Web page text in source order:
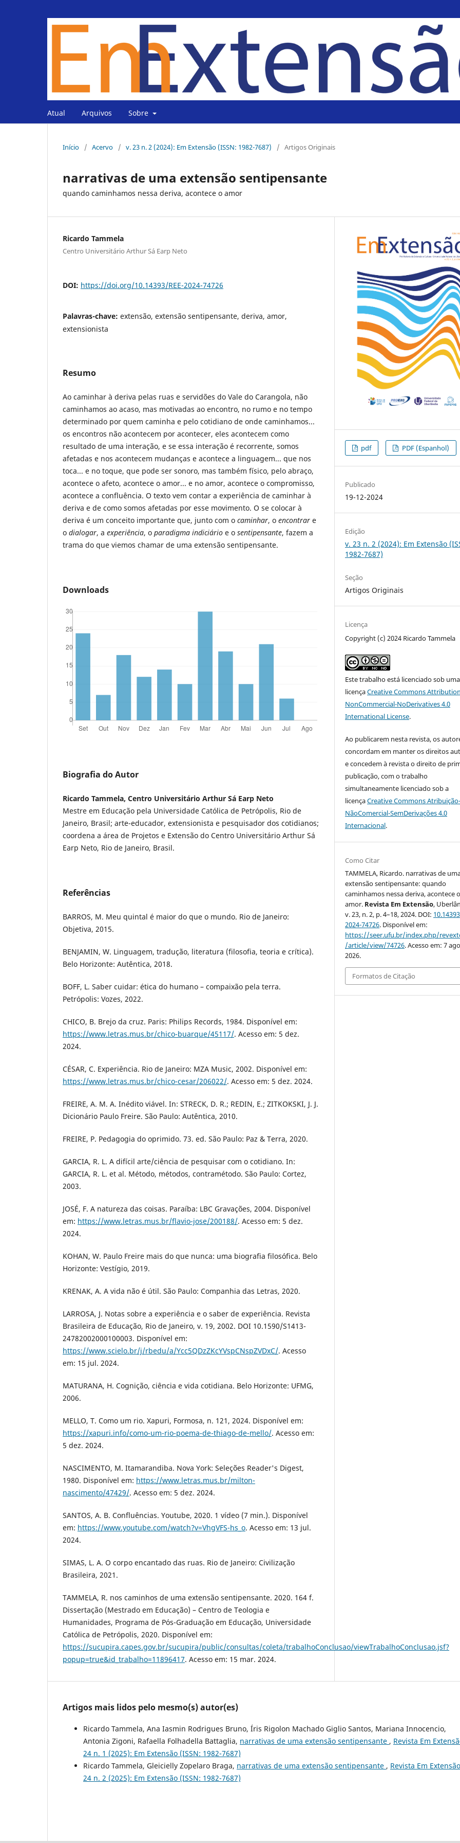
Atual Arquivos Sobre
Início / Acervo / v. 23 n. 2 (2024): Em Extensão (ISSN: 1982-7687) / Artigos Originais
narrativas de uma extensão sentipensante
quando caminhamos nessa deriva, acontece o amor
Ricardo Tammela
Centro Universitário Arthur Sá Earp Neto
DOI: https://doi.org/10.14393/REE-2024-74726
Palavras-chave: extensão, extensão sentipensante, deriva, amor,
extensionista
Resumo
Ao caminhar à deriva pelas ruas e servidões do Vale do Carangola, não
caminhamos ao acaso, mas motivadas ao encontro, no rumo e no tempo
determinado por quem caminha e pelo cotidiano de onde caminhamos...
os encontros não acontecem por acontecer, eles acontecem como
resultado de uma interação, e se essa interação é recorrente, somos
afetadas e nos acontecem mudanças e acontece a linguagem... que nos
toca... e no toque, que pode ser sonoro, mas também físico, pelo abraço,
acontece o afeto, acontece o amor... e no amor, acontece o compromisso,
acontece a confluência. O texto vem contar a experiência de caminhar à
deriva e de como somos afetadas por esse movimento. O se colocar à
deriva é um conceito importante que, junto com o caminhar, o encontrar e
o dialogar, a experiência, o paradigma indiciário e o sentipensante, fazem a
trama do que viemos chamar de uma extensão sentipensante.
Downloads
Biografia do Autor
Ricardo Tammela, Centro Universitário Arthur Sá Earp Neto
Mestre em Educação pela Universidade Católica de Petrópolis, Rio de
Janeiro, Brasil; arte-educador, extensionista e pesquisador dos cotidianos;
coordena a área de Projetos e Extensão do Centro Universitário Arthur Sá
Earp Neto, Rio de Janeiro, Brasil.
Referências
BARROS, M. Meu quintal é maior do que o mundo. Rio de Janeiro:
Objetiva, 2015.
BENJAMIN, W. Linguagem, tradução, literatura (filosofia, teoria e crítica).
Belo Horizonte: Autêntica, 2018.
BOFF, L. Saber cuidar: ética do humano – compaixão pela terra.
Petrópolis: Vozes, 2022.
CHICO, B. Brejo da cruz. Paris: Philips Records, 1984. Disponível em:
https://www.letras.mus.br/chico-buarque/45117/. Acesso em: 5 dez.
2024.
CÉSAR, C. Experiência. Rio de Janeiro: MZA Music, 2002. Disponível em:
https://www.letras.mus.br/chico-cesar/206022/. Acesso em: 5 dez. 2024.
FREIRE, A. M. A. Inédito viável. In: STRECK, D. R.; REDIN, E.; ZITKOKSKI, J. J.
Dicionário Paulo Freire. São Paulo: Autêntica, 2010.
FREIRE, P. Pedagogia do oprimido. 73. ed. São Paulo: Paz & Terra, 2020.
GARCIA, R. L. A difícil arte/ciência de pesquisar com o cotidiano. In:
GARCIA, R. L. et al. Método, métodos, contramétodo. São Paulo: Cortez,
2003.
JOSÉ, F. A natureza das coisas. Paraíba: LBC Gravações, 2004. Disponível
em: https://www.letras.mus.br/flavio-jose/200188/. Acesso em: 5 dez.
2024.
KOHAN, W. Paulo Freire mais do que nunca: uma biografia filosófica. Belo
Horizonte: Vestígio, 2019.
KRENAK, A. A vida não é útil. São Paulo: Companhia das Letras, 2020.
LARROSA, J. Notas sobre a experiência e o saber de experiência. Revista
Brasileira de Educação, Rio de Janeiro, v. 19, 2002. DOI 10.1590/S1413-
24782002000100003. Disponível em:
https://www.scielo.br/j/rbedu/a/Ycc5QDzZKcYVspCNspZVDxC/. Acesso
em: 15 jul. 2024.
MATURANA, H. Cognição, ciência e vida cotidiana. Belo Horizonte: UFMG,
2006.
MELLO, T. Como um rio. Xapuri, Formosa, n. 121, 2024. Disponível em:
https://xapuri.info/como-um-rio-poema-de-thiago-de-mello/. Acesso em:
5 dez. 2024.
NASCIMENTO, M. Itamarandiba. Nova York: Seleções Reader's Digest,
1980. Disponível em: https://www.letras.mus.br/milton-
nascimento/47429/. Acesso em: 5 dez. 2024.
SANTOS, A. B. Confluências. Youtube, 2020. 1 vídeo (7 min.). Disponível
em: https://www.youtube.com/watch?v=VhgVFS-hs_o. Acesso em: 13 jul.
2024.
SIMAS, L. A. O corpo encantado das ruas. Rio de Janeiro: Civilização
Brasileira, 2021.
TAMMELA, R. nos caminhos de uma extensão sentipensante. 2020. 164 f.
Dissertação (Mestrado em Educação) – Centro de Teologia e
Humanidades, Programa de Pós-Graduação em Educação, Universidade
Católica de Petrópolis, 2020. Disponível em:
https://sucupira.capes.gov.br/sucupira/public/consultas/coleta/trabalhoConclusao/viewTrabalhoConclusao.jsf?
popup=true&id_trabalho=11896417. Acesso em: 15 mar. 2024.
pdf PDF (Espanhol)
Publicado
19-12-2024
Edição
v. 23 n. 2 (2024): Em Extensão
1982-7687)
Seção
Artigos Originais
Licença
Copyright (c) 2024 Ricardo Tammela
Este trabalho está licenciado sob uma
licençaCreative Commons
NonCommercial-NoDerivatives 4.0
International License.
Ao publicarem nesta revista, os
concordam em manter os direitos
e concedem à revista o direito de
publicação, com o trabalho
simultaneamente licenciado sob a
licençaCreative Commons Atribuição-
NãoComercial-SemDerivações 4.0
Internacional.
Como Citar
TAMMELA, Ricardo. narrativas de
extensão sentipensante: quando
caminhamos nessa deriva, acontece o
amor. Revista Em Extensão,
v. 23, n. 2, p. 4–18, 2024. DOI:
2024-74726. Disponível em:
https://seer.ufu.br/index.php/
/article/view/74726. Acesso em: 7
2026.
Formatos de Citação
Artigos mais lidos pelo mesmo(s) autor(es)
Ricardo Tammela, Ana Iasmin Rodrigues Bruno, Íris Rigolon Machado Giglio Santos, Mariana Innocencio,
Antonia Zigoni, Rafaella Folhadella Battaglia, narrativas de uma extensão sentipensante , Revista Em
24 n. 1 (2025): Em Extensão (ISSN: 1982-7687)
Ricardo Tammela, Gleicielly Zopelaro Braga, narrativas de uma extensão sentipensante , Revista Em
24 n. 2 (2025): Em Extensão (ISSN: 1982-7687)